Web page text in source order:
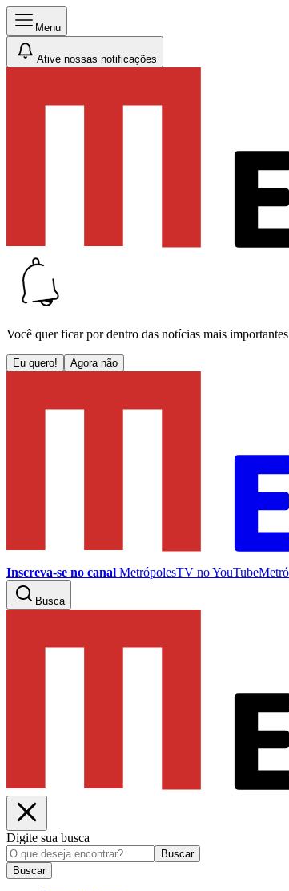
Menu
Ative nossas notificações
Você quer ficar por dentro das notícias mais
Eu quero! Agora não
Inscreva-se no canal MetrópolesTV noYouTube
Busca
Digite sua busca
Buscar
Buscar